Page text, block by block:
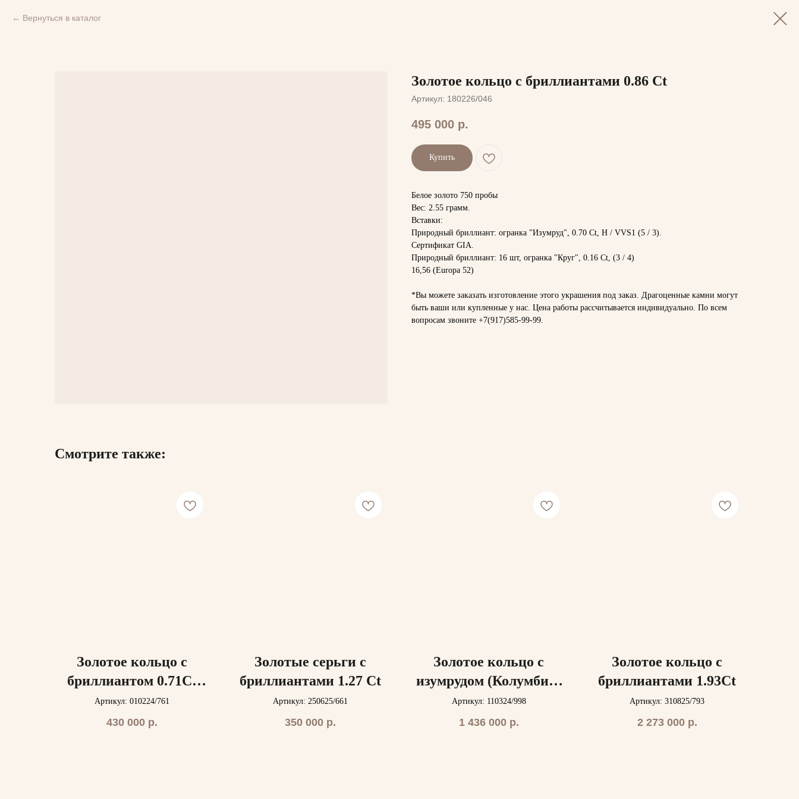
Вернуться в каталог
Золотое кольцо с бриллиантами 0.86 Ct
Артикул: 180226/046
495 000 р.
Купить
Белое золото 750 пробы
Вес: 2.55 грамм.
Вставки:
Природный бриллиант: огранка "Изумруд", 0.70 Ct, H / VVS1 (5 / 3).
Сертификат GIA.
Природный бриллиант: 16 шт, огранка "Круг", 0.16 Ct, (3 / 4)
16,56 (Europa 52)
*Вы можете заказать изготовление этого украшения под заказ. Драгоценные камни могут
быть ваши или купленные у нас. Цена работы рассчитывается индивидуально. По всем
вопросам звоните +7(917)585-99-99.
Смотрите также:
Золотое кольцо с
бриллиантом 0.71Ct
GIA
Артикул: 010224/761
430 000 р.
Золотые серьги с
бриллиантами 1.27 Ct
Артикул: 250625/661
350 000 р.
Золотое кольцо с
изумрудом (Колумбия)
и бриллиантами
Артикул: 110324/998
1 436 000 р.
Золотое кольцо с
бриллиантами 1.93Ct
Артикул: 310825/793
2 273 000 р.